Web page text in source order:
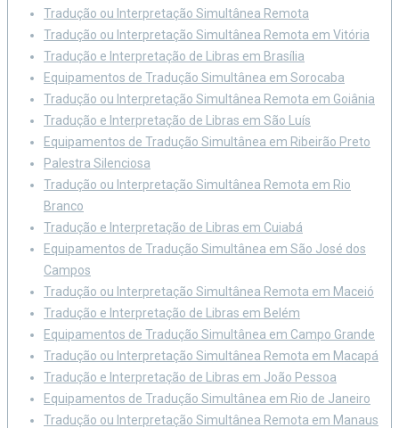
Tradução ou Interpretação Simultânea Remota
Tradução ou Interpretação Simultânea Remota em Vitória
Tradução e Interpretação de Libras em Brasília
Equipamentos de Tradução Simultânea em Sorocaba
Tradução ou Interpretação Simultânea Remota em Goiânia
Tradução e Interpretação de Libras em São Luís
Equipamentos de Tradução Simultânea em Ribeirão Preto
Palestra Silenciosa
Tradução ou Interpretação Simultânea Remota em Rio
Branco
Tradução e Interpretação de Libras em Cuiabá
Equipamentos de Tradução Simultânea em São José dos
Campos
Tradução ou Interpretação Simultânea Remota em Maceió
Tradução e Interpretação de Libras em Belém
Equipamentos de Tradução Simultânea em Campo Grande
Tradução ou Interpretação Simultânea Remota em Macapá
Tradução e Interpretação de Libras em João Pessoa
Equipamentos de Tradução Simultânea em Rio de Janeiro
Tradução ou Interpretação Simultânea Remota em Manaus